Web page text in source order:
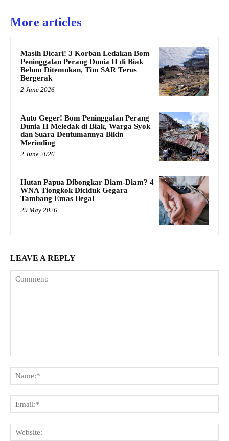
More articles
Masih Dicari! 3 Korban Ledakan Bom
Peninggalan Perang Dunia II di Biak
Belum Ditemukan, Tim SAR Terus
Bergerak
2 June 2026
Auto Geger! Bom Peninggalan Perang
Dunia II Meledak di Biak, Warga Syok
dan Suara Dentumannya Bikin
Merinding
2 June 2026
Hutan Papua Dibongkar Diam-Diam? 4
WNA Tiongkok Diciduk Gegara
Tambang Emas Ilegal
29 May 2026
LEAVE A REPLY